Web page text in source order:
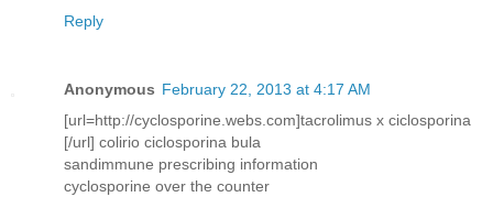
Reply
Anonymous February 22, 2013 at 4:17 AM
[url=http://cyclosporine.webs.com]tacrolimus x ciclosporina
[/url] colirio ciclosporina bula
sandimmune prescribing information
cyclosporine over the counter